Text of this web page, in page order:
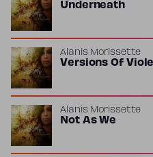
Underneath
Alanis Morissette
Versions Of
Alanis Morissette
Not As We